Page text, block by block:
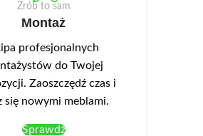
Zrób to sam
Montaż
profesjonalnych
do Twojej
Zaoszczędź czas i
się nowymi meblami.
Sprawdź